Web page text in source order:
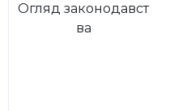
Огляд законодавст
ва